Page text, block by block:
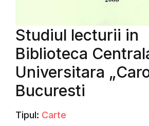
Studiul lecturii in
Biblioteca
Universitara
Bucuresti
Tipul: Carte